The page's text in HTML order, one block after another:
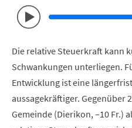
Die relative Steuerkraft kann
Schwankungen unterliegen.
Entwicklung ist eine
aussagekräftiger. Gegenüber
Gemeinde (Dierikon, –10 Fr.)